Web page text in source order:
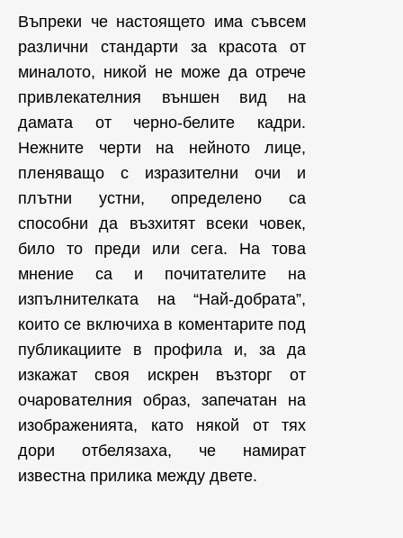
Въпреки че настоящето има съвсем
различни стандарти за красота от
миналото, никой не може да отрече
привлекателния външен вид на
дамата от черно-белите кадри.
Нежните черти на нейното лице,
пленяващо с изразителни очи и
плътни устни, определено са
способни да възхитят всеки човек,
било то преди или сега. На това
мнение са и почитателите на
изпълнителката на “Най-добрата”,
които се включиха в коментарите под
публикациите в профила и, за да
изкажат своя искрен възторг от
очарователния образ, запечатан на
изображенията, като някой от тях
дори отбелязаха, че намират
известна прилика между двете.